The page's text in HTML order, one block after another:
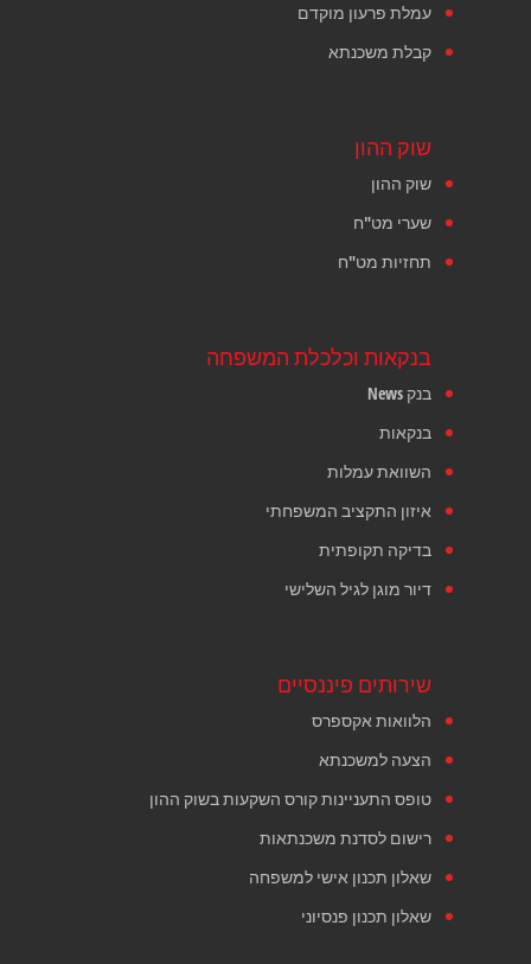
עמלת פרעון מוקדם
קבלת משכנתא
שוק ההון
שוק ההון
שערי מט"ח
תחזיות מט"ח
בנקאות וכלכלת המשפחה
בנק News
בנקאות
השוואת עמלות
איזון התקציב המשפחתי
בדיקה תקופתית
דיור מוגן לגיל השלישי
שירותים פיננסיים
הלוואות אקספרס
הצעה למשכנתא
טופס התעניינות קורס השקעות בשוק ההון
רישום לסדנת משכנתאות
שאלון תכנון אישי למשפחה
שאלון תכנון פנסיוני